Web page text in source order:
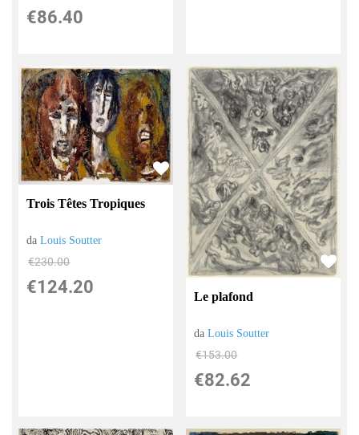
€86.40
Trois Têtes Tropiques
daLouis Soutter
€230.00
€124.20
Le plafond
daLouis Soutter
€153.00
€82.62